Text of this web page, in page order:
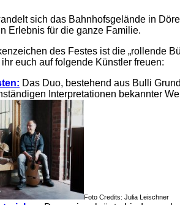
sich das Bahnhofsgelände in
Erlebnis für die ganze Familie.
des Festes ist die „rollende
ihr euch auf folgende Künstler freuen:
Das Duo, bestehend aus Bulli
Interpretationen bekannter
Foto Credits: Julia Leischner